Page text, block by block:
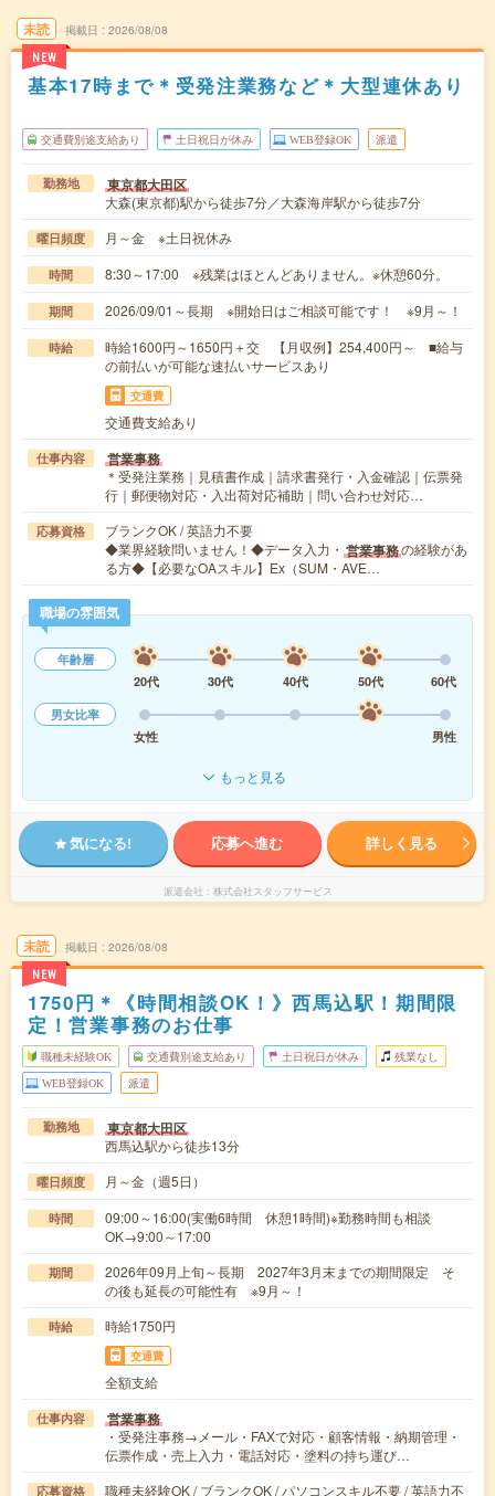
未読
NEW
掲載日 2026/08/08
基本17時まで＊受発注業務など＊大型連休あり
交通費別途支給あり 土日祝日が休み WEB登録OK 派遣
勤務地 東京都大田区
大森(東京都)駅から徒歩7分／大森海岸駅から徒歩7分
曜日頻度 月～金 ※土日祝休み
時間 8:30～17:00 ※残業はほとんどありません。※休憩60分。
期間 2026/09/01～長期 ※開始日はご相談可能です！ ※9月～！
時給
時給1600円～1650円＋交 【月収例】254,400円～ ■給与
の前払いが可能な速払いサービスあり
交通費
交通費支給あり
仕事内容 営業事務
＊受発注業務｜見積書作成｜請求書発行・入金確認｜伝票発
行｜郵便物対応・入出荷対応補助｜問い合わせ対応…
応募資格
ブランクOK / 英語力不要
◆業界経験問いません！◆データ入力・ 営業事務の経験があ
る方◆【必要なOAスキル】Ex（SUM・AVE…
職場の雰囲気
年齢層
20代
30代 40代 50代
60代
男女比率
女性
男性
もっと見る
気になる! 応募へ進む 詳しく見る
派遣会社 株式会社スタッフサービス
未読
NEW
掲載日 2026/08/08
1750円＊《時間相談OK！》西馬込駅！期間限
定！営業事務のお仕事
職種未経験OK 交通費別途支給あり 土日祝日が休み 残業なし
WEB登録OK 派遣
勤務地 東京都大田区
西馬込駅から徒歩13分
曜日頻度 月～金（週5日）
時間
09:00～16:00(実働6時間 休憩1時間)※勤務時間も相談
OK→9:00～17:00
期間
2026年09月上旬～長期 2027年3月末までの期間限定 そ
の後も延長の可能性有 ※9月～！
時給 時給1750円
交通費
全額支給
仕事内容 営業事務
・受発注事務→メール・FAXで対応・顧客情報・納期管理・
伝票作成・売上入力・電話対応・塗料の持ち運び…
応募資格 職種未経験OK / ブランクOK / パソコンスキル不要 / 英語力不